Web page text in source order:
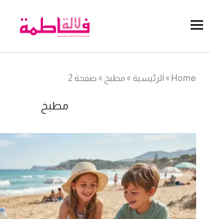
Home
» الرئيسية » مطبخ » صفحة 2
مطبخ